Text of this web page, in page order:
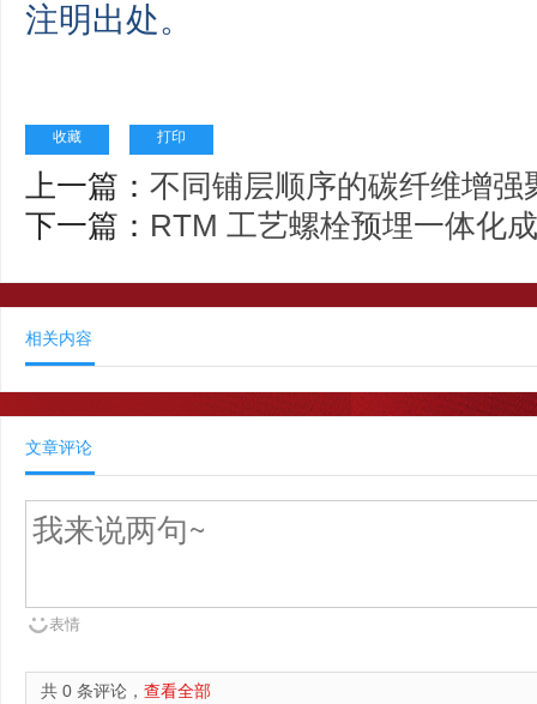
注明出处。
收藏 打印
上一篇： 不同铺层顺序的碳纤维增
下一篇： RTM 工艺螺栓预埋一体化
相关内容
文章评论
表情
共 0 条评论， 查看全部